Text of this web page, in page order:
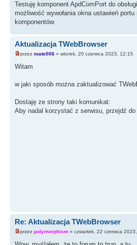
Testuję komponent ApdComPort do
możliwość wywołania okna ustawień
komponentów.
Aktualizacja TWebBrowser
przez mate006 » wtorek, 20 czerwca 2023, 12:15
Witam
w jaki sposób można zaktualizować
Dostaję ze strony taki komunikat:
Aby nadal korzystać z serwisu, przejdź
Re: Aktualizacja TWebBrowser
przez polymorphism » czwartek, 22 czerwca